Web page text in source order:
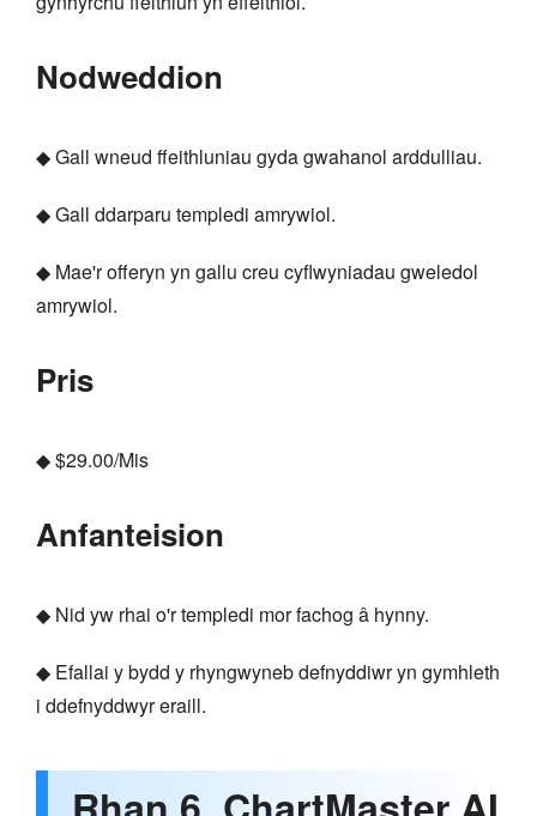
Nodweddion
◆ Gall wneud ffeithluniau gyda gwahanol arddulliau.
◆ Gall ddarparu templedi amrywiol.
◆ Mae'r offeryn yn gallu creu cyflwyniadau gweledol
amrywiol.
Pris
◆ $29.00/Mis
Anfanteision
◆ Nid yw rhai o'r templedi mor fachog â hynny.
◆ Efallai y bydd y rhyngwyneb defnyddiwr yn gymhleth
i ddefnyddwyr eraill.